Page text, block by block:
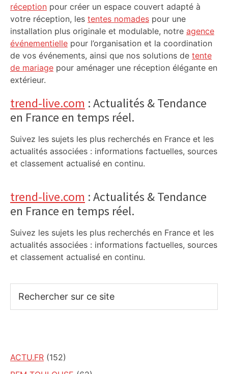
réception pour créer un espace couvert adapté à
votre réception, les tentes nomades pour une
installation plus originale et modulable, notre agence
événementielle pour l’organisation et la coordination
de vos événements, ainsi que nos solutions de tente
de mariage pour aménager une réception élégante en
extérieur.
trend-live.com : Actualités & Tendance
en France en temps réel.
Suivez les sujets les plus recherchés en France et les
actualités associées : informations factuelles, sources
et classement actualisé en continu.
trend-live.com : Actualités & Tendance
en France en temps réel.
Suivez les sujets les plus recherchés en France et les
actualités associées : informations factuelles, sources
et classement actualisé en continu.
sur
ACTU.FR (152)